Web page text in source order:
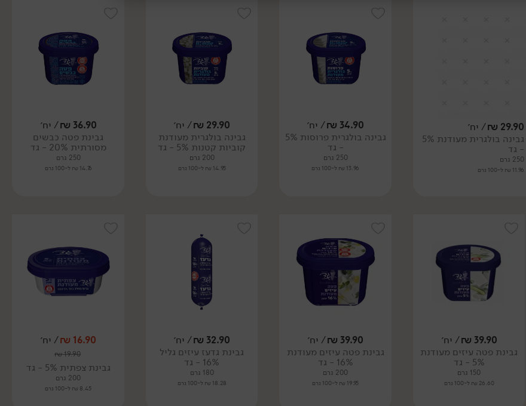
29.90
₪/ יח׳
גבינה בולגרית מעודנת 5%
- גד
250 גרם
11.96 ₪ ל-100 גרם
34.90
₪/ יח׳
גבינה בולגרית פרוסות 5%
- גד
250 גרם
13.96 ₪ ל-100 גרם
29.90
₪/ יח׳
גבינה בולגרית מעודנת
קוביות קטנות 5% - גד
200 גרם
14.95 ₪ ל-100 גרם
36.90
₪/ יח׳
גבינת פטה כבשים
מסורתית 20% - גד
250 גרם
14.76 ₪ ל-100 גרם
39.90
₪/ יח׳
גבינת פטה עיזים מעודנת
5% - גד
150 גרם
26.60 ₪ ל-100 גרם
39.90
₪/ יח׳
גבינת פטה עיזים מעודנת
16% - גד
200 גרם
19.95 ₪ ל-100 גרם
32.90
₪/ יח׳
גבינת גדעז עיזים גליל
16% - גד
180 גרם
18.28 ₪ ל-100 גרם
16.90
₪/ יח׳
19.90
₪
גבינת צפתית 5% - גד
200 גרם
8.45 ₪ ל-100 גרם